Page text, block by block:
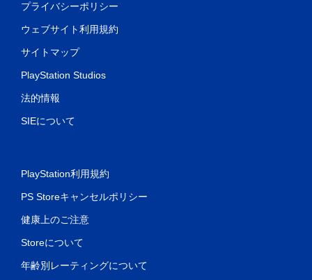
プライバシーポリシー
ウェブサイト利用規約
サイトマップ
PlayStation Studios
法的情報
SIEについて
PlayStation利用規約
PS Storeキャンセルポリシー
健康上のご注意
Storeについて
年齢別レーティングについて